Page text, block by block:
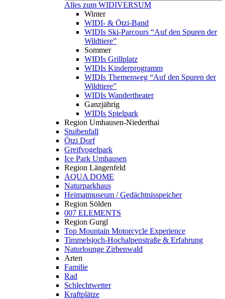
Alles zum WIDIVERSUM
Winter
WIDI- & Ötzi-Band
WIDIs Ski-Parcours “Auf den Spuren der
Wildtiere”
Sommer
WIDIs Grillplatz
WIDIs Kinderprogramm
WIDIs Themenweg “Auf den Spuren der
Wildtiere”
WIDIs Wandertheater
Ganzjährig
WIDIs Spielpark
Region Umhausen-Niederthai
Stuibenfall
Ötzi Dorf
Greifvogelpark
Ice Park Umhausen
Region Längenfeld
AQUA DOME
Naturparkhaus
Heimatmuseum / Gedächtnisspeicher
Region Sölden
007 ELEMENTS
Region Gurgl
Top Mountain Motorcycle Experience
Timmelsjoch-Hochalpenstraße & Erfahrung
Naturlounge Zirbenwald
Arten
Familie
Rad
Schlechtwetter
Kraftplätze